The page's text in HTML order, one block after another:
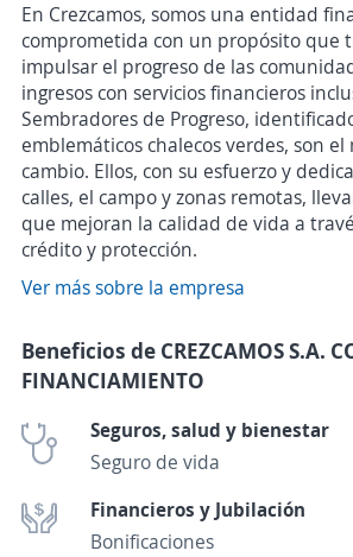
En Crezcamos, somos una entidad
comprometida con un propósito que
impulsar el progreso de las
ingresos con servicios financieros
Sembradores de Progreso,
emblemáticos chalecos verdes, son
cambio. Ellos, con su esfuerzo y
calles, el campo y zonas remotas,
que mejoran la calidad de vida a
crédito y protección.
Ver más sobre la empresa
Beneficios de CREZCAMOS S.A.
FINANCIAMIENTO
Seguros, salud y bienestar
Seguro de vida
Financieros y Jubilación
Bonificaciones